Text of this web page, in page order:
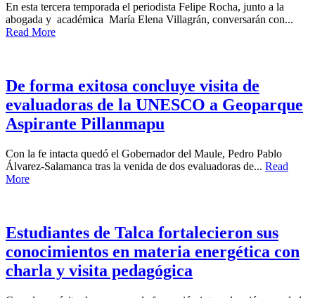
En esta tercera temporada el periodista Felipe Rocha, junto a la
abogada y académica María Elena Villagrán, conversarán con...
Read More
De forma exitosa concluye visita de
evaluadoras de la UNESCO a Geoparque
Aspirante Pillanmapu
Con la fe intacta quedó el Gobernador del Maule, Pedro Pablo
Álvarez-Salamanca tras la venida de dos evaluadoras de... Read
More
Estudiantes de Talca fortalecieron sus
conocimientos en materia energética con
charla y visita pedagógica